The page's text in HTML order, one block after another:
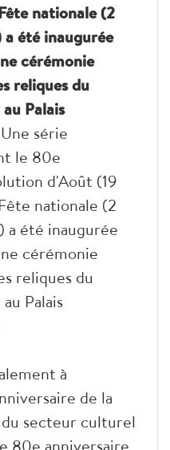
nationale (2
été inaugurée
cérémonie
reliques du
Palais
Une série
le 80e
d'Août (19
nationale (2
a été inaugurée
cérémonie
reliques du
Palais
à
de la
secteur culturel
80e anniversaire